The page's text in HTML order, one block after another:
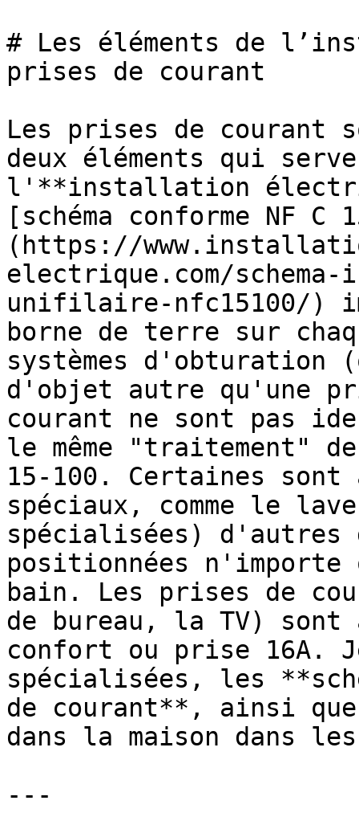
# Les éléments de
prises de courant
Les prises de courant
deux éléments qui
l'**installation
[schéma conforme NF C
(https://
electrique.com/
unifilaire-nfc15100/)
borne de terre sur
systèmes d'obturation
d'objet autre qu'une
courant ne sont pas
le même "traitement"
15-100. Certaines
spéciaux, comme le
spécialisées) d'autres
positionnées n'importe
bain. Les prises de
de bureau, la TV) sont
confort ou prise 16A.
spécialisées, les
de courant**, ainsi
dans la maison dans
---